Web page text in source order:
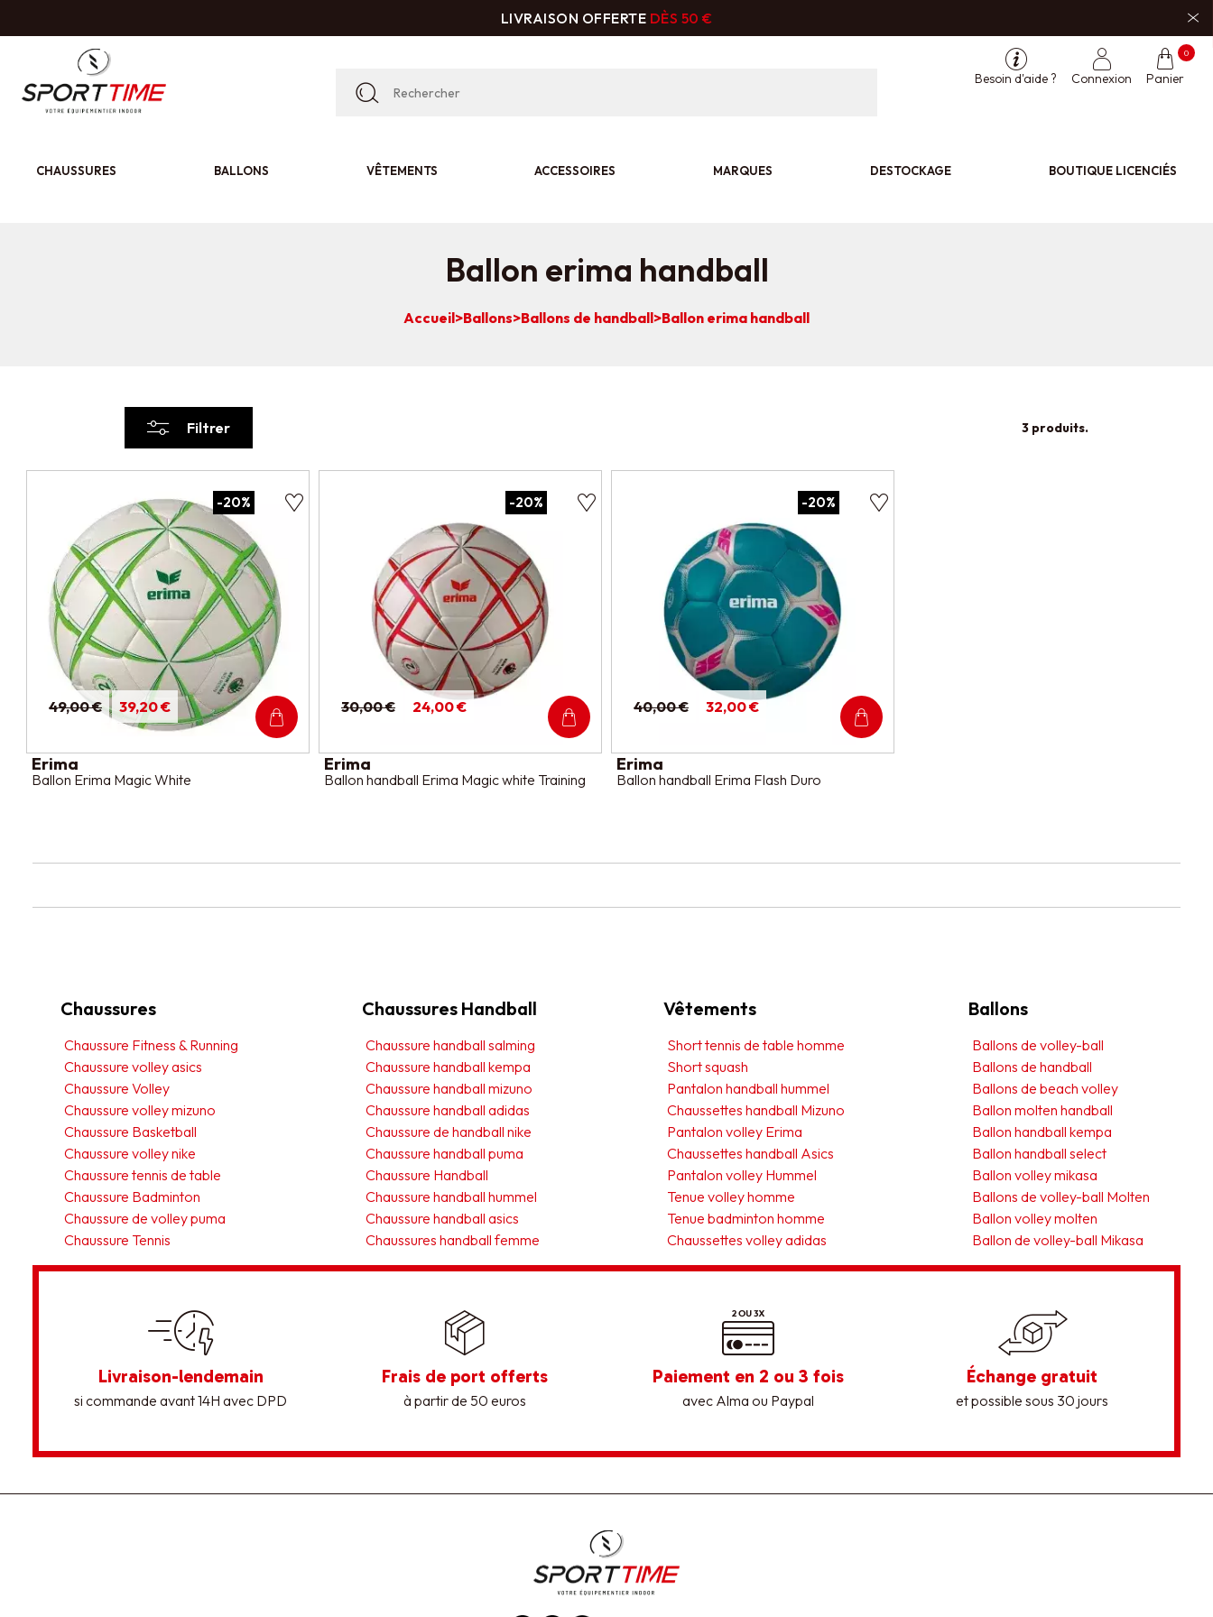
LIVRAISON OFFERTE DÈS 50 €
CHAUSSURES BALLONS VÊTEMENTS ACCESSOIRES MARQUES DESTOCKAGE BOUTIQUE LICENCIÉS
Besoin d'aide ? Connexion Panier
0
Ballon erima handball
Accueil>Ballons>Ballons de handball>Ballon erima handball
Filtrer 3 produits.
49,00 € 39,20 €
-20%
Erima
Ballon Erima Magic White
30,00 € 24,00 €
-20%
Erima
Ballon handball Erima Magic white Training
40,00 € 32,00 €
-20%
Erima
Ballon handball Erima Flash Duro
Chaussures
Chaussure Fitness & Running
Chaussure volley asics
Chaussure Volley
Chaussure volley mizuno
Chaussure Basketball
Chaussure volley nike
Chaussure tennis de table
Chaussure Badminton
Chaussure de volley puma
Chaussure Tennis
Chaussures Handball
Chaussure handball salming
Chaussure handball kempa
Chaussure handball mizuno
Chaussure handball adidas
Chaussure de handball nike
Chaussure handball puma
Chaussure Handball
Chaussure handball hummel
Chaussure handball asics
Chaussures handball femme
Vêtements
Short tennis de table homme
Short squash
Pantalon handball hummel
Chaussettes handball Mizuno
Pantalon volley Erima
Chaussettes handball Asics
Pantalon volley Hummel
Tenue volley homme
Tenue badminton homme
Chaussettes volley adidas
Ballons
Ballons de volley-ball
Ballons de handball
Ballons de beach volley
Ballon molten handball
Ballon handball kempa
Ballon handball select
Ballon volley mikasa
Ballons de volley-ball Molten
Ballon volley molten
Ballon de volley-ball Mikasa
Livraison-lendemain
si commande avant 14H avec DPD
Frais de port offerts
à partir de 50 euros
Paiement en 2 ou 3 fois
avec Alma ou Paypal
Échange gratuit
et possible sous 30 jours